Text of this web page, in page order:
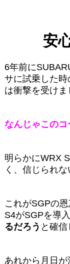
安
6年前に
サに試乗した
は衝撃を受けま
なんじゃこのコ
明らかにWRX
く、信じられ
これがSGPの
S4がSGPを導
るだろう と確信
あれから月日が